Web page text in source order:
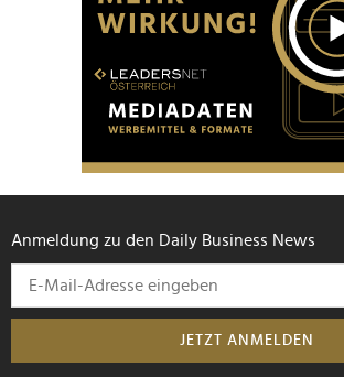
Anmeldung zu den Daily Business News
JETZT ANMELDEN